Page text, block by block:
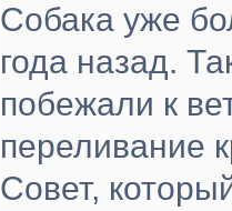
Собака уже
года назад.
побежали к
переливание
Совет,